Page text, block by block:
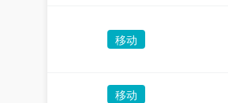
移动
移动